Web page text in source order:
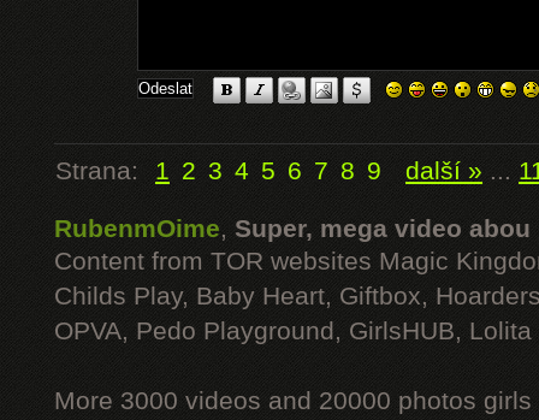
Strana: 1 2 3 4 5 6 7 8 9 další » ...
RubenmOime, Super, mega video abou
Content from TOR websites Magic
Childs Play, Baby Heart, Giftbox,
OPVA, Pedo Playground, GirlsHUB, Lolita
More 3000 videos and 20000 photos